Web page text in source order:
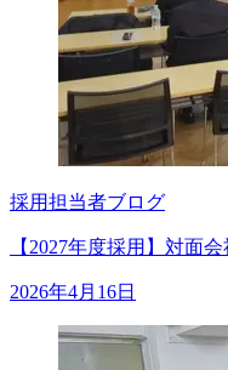
採用担当者ブログ
【2027年度採用】対面
2026年4月16日